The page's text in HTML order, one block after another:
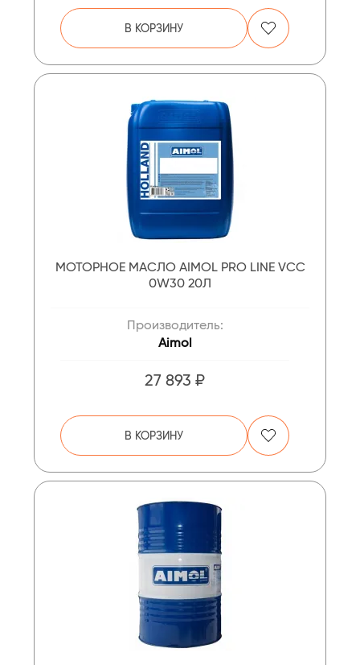
В КОРЗИНУ
МОТОРНОЕ МАСЛО AIMOL PRO LINE VСС
0W30 20Л
Производитель:
Aimol
27 893 ₽
В КОРЗИНУ